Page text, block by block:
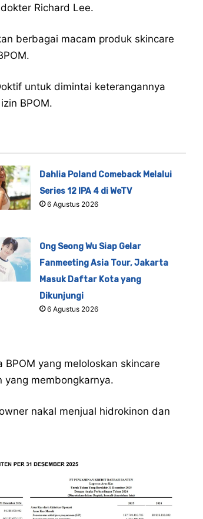
Richard Lee.
berbagai macam produk skincare
untuk dimintai keterangannya
BPOM.
Dahlia Poland Comeback Melalui
Series 12 IPA 4 di WeTV
6 Agustus 2026
Ong Seong Wu Siap Gelar
Fanmeeting Asia Tour, Jakarta
Masuk Daftar Kota yang
Dikunjungi
6 Agustus 2026
yang meloloskan skincare
membongkarnya.
nakal menjual hidrokinon dan